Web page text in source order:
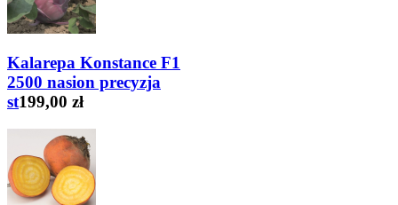
Kalarepa Konstance F1
2500 nasion precyzja
st199,00 zł